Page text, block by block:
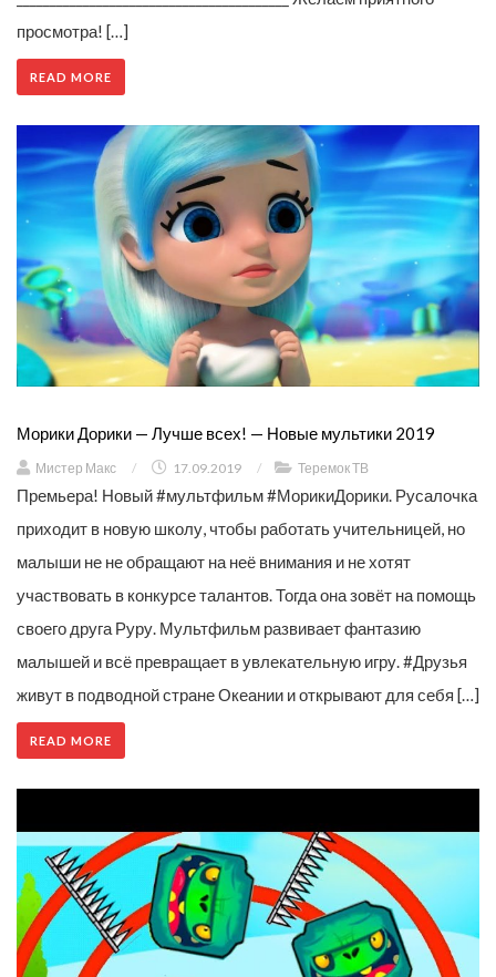
просмотра! […]
READ MORE
Морики Дорики — Лучше всех! — Новые мультики 2019
Мистер Макс / 17.09.2019 / Теремок ТВ
Премьера! Новый #мультфильм #Мо­рикиДо­рики. Русалочка
приходит в новую школу, чтобы работать учительницей, но
малыши не не обращают на неё внимания и не хотят
участвовать в конкурсе талантов. Тогда она зовёт на помощь
своего друга Руру. Мультфильм развивает фантазию
малышей и всё превращает в увлекательную игру. #Друзья
живут в подводной стране Океании и открывают для себя […]
READ MORE